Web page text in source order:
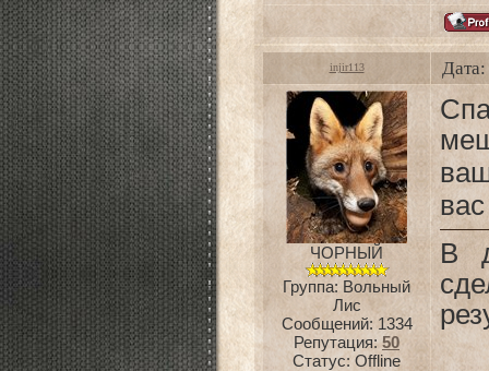
injir113
ЧОРНЫЙ
Группа: Вольный
Лис
Сообщений: 1334
Репутация:50
Статус: Offline
В